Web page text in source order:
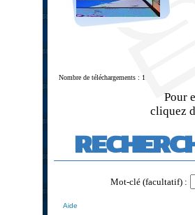
Nombre de téléchargements : 1
Pour
cliquez
Mot-clé (facultatif) :
Aide